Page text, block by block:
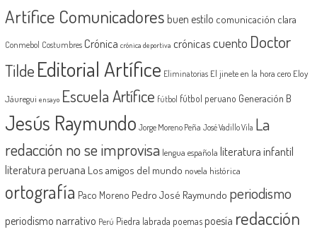
Artífice Comunicadores buen estilo comunicación clara
Conmebol Costumbres Crónica crónica deportiva crónicascuento Doctor
Tilde Editorial Artífice Eliminatorias El jinete en la hora cero Eloy
Jáuregui ensayo Escuela Artífice fútbol fútbol peruano Generación B
Jesús Raymundo Jorge Moreno Peña José Vadillo Vila La
redacción no se improvisa lengua española literatura infantil
literatura peruana Los amigos del mundo novela histórica
ortografía Paco Moreno Pedro José Raymundo periodismo
periodismo narrativo Perú Piedra labrada poemas poesía redacción